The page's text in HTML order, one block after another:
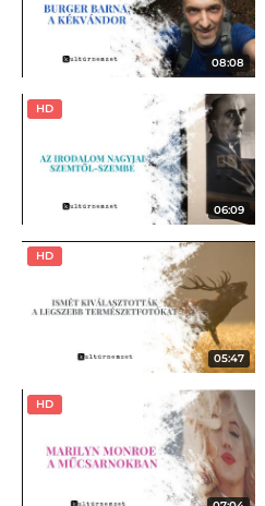
08:08
HD
06:09
HD
05:47
HD